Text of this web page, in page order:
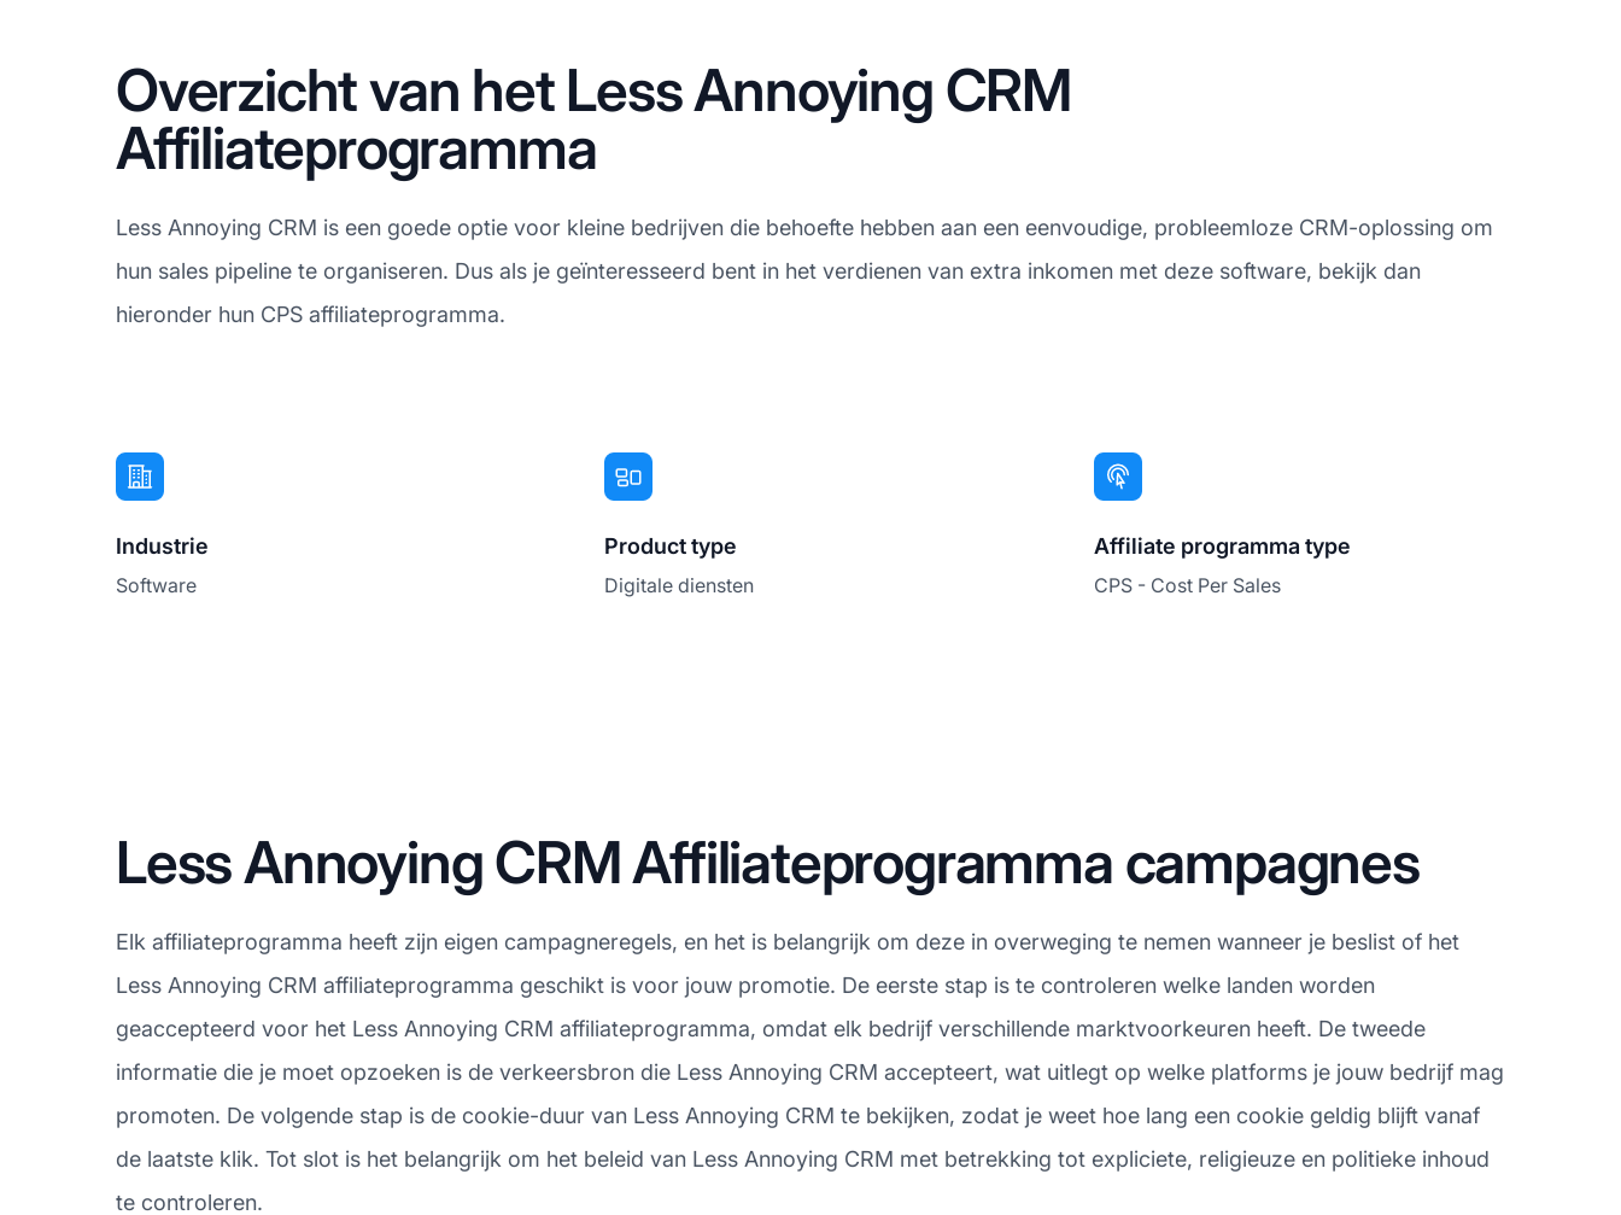
Overzicht van het Less Annoying CRM
Affiliateprogramma
Less Annoying CRM is een goede optie voor kleine bedrijven die behoefte hebben aan een eenvoudige, probleemloze CRM-oplossing om
hun sales pipeline te organiseren. Dus als je geïnteresseerd bent in het verdienen van extra inkomen met deze software, bekijk dan
hieronder hun CPS affiliateprogramma.
Industrie
Software
Product type
Digitale diensten
Affiliate programma type
CPS - Cost Per Sales
Less Annoying CRM Affiliateprogramma campagnes
Elk affiliateprogramma heeft zijn eigen campagneregels, en het is belangrijk om deze in overweging te nemen wanneer je beslist of het
Less Annoying CRM affiliateprogramma geschikt is voor jouw promotie. De eerste stap is te controleren welke landen worden
geaccepteerd voor het Less Annoying CRM affiliateprogramma, omdat elk bedrijf verschillende marktvoorkeuren heeft. De tweede
informatie die je moet opzoeken is de verkeersbron die Less Annoying CRM accepteert, wat uitlegt op welke platforms je jouw bedrijf mag
promoten. De volgende stap is de cookie-duur van Less Annoying CRM te bekijken, zodat je weet hoe lang een cookie geldig blijft vanaf
de laatste klik. Tot slot is het belangrijk om het beleid van Less Annoying CRM met betrekking tot expliciete, religieuze en politieke inhoud
te controleren.